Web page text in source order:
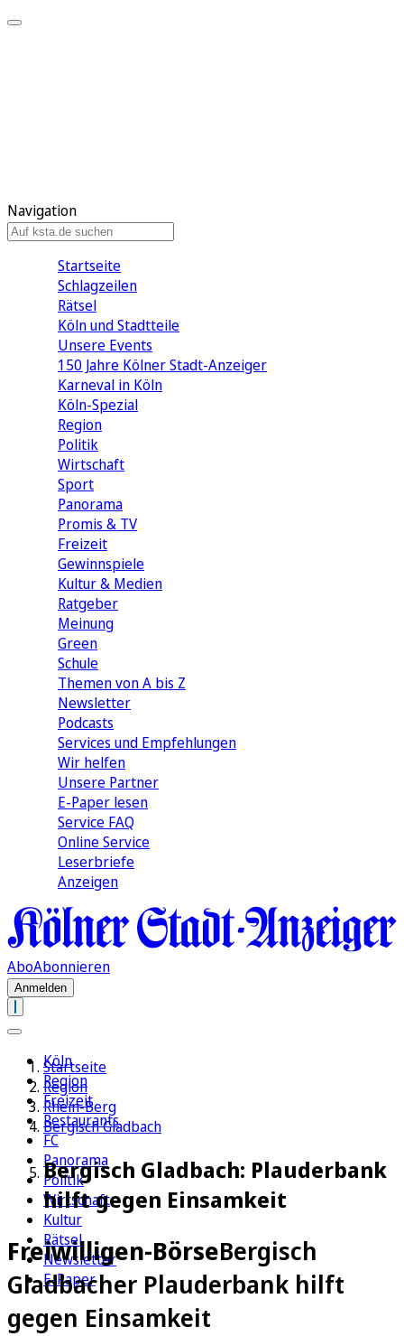
Navigation
Startseite
Schlagzeilen
Rätsel
Köln und Stadtteile
Unsere Events
150 Jahre Kölner Stadt-Anzeiger
Karneval in Köln
Köln-Spezial
Region
Politik
Wirtschaft
Sport
Panorama
Promis & TV
Freizeit
Gewinnspiele
Kultur & Medien
Ratgeber
Meinung
Green
Schule
Themen von A bis Z
Newsletter
Podcasts
Services und Empfehlungen
Wir helfen
Unsere Partner
E-Paper lesen
Service FAQ
Online Service
Leserbriefe
Anzeigen
AboAbonnieren
Anmelden
Köln
Region
Freizeit
Restaurants
FC
Panorama
Politik
Wirtschaft
Kultur
Rätsel
Newsletter
E-Paper
Startseite
Region
Rhein-Berg
Bergisch Gladbach
Bergisch Gladbach: Plauderbank
hilft gegen Einsamkeit
Freiwilligen-BörseBergisch
Gladbacher Plauderbank hilft
gegen Einsamkeit